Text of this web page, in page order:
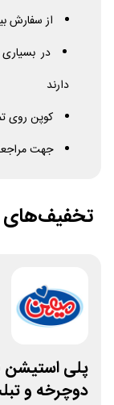
از سفارش بیش از 300 هزار مبلغ 50
در
دارند
کوپن روی
جهت
تخفیف‌های
دوچرخه و